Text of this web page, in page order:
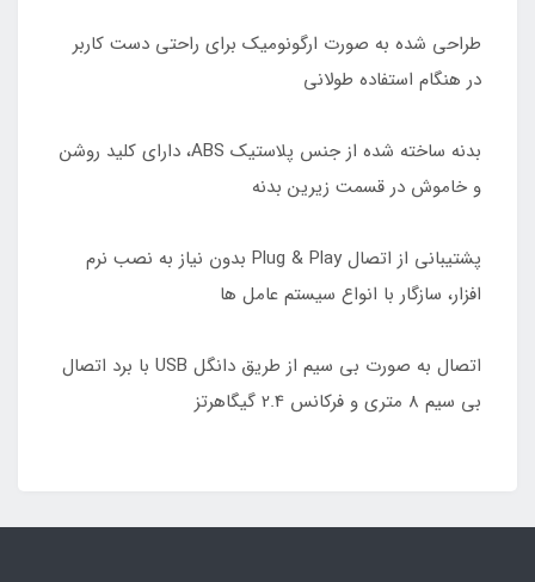
طراحی شده به صورت ارگونومیک برای راحتی دست کاربر
در هنگام استفاده طولانی
بدنه ساخته شده از جنس پلاستیک ABS، دارای کلید روشن
و خاموش در قسمت زیرین بدنه
پشتیبانی از اتصال Plug & Play بدون نیاز به نصب نرم
افزار، سازگار با انواع سیستم عامل ها
اتصال به صورت بی سیم از طریق دانگل USB با برد اتصال
بی سیم 8 متری و فرکانس 2.4 گیگاهرتز